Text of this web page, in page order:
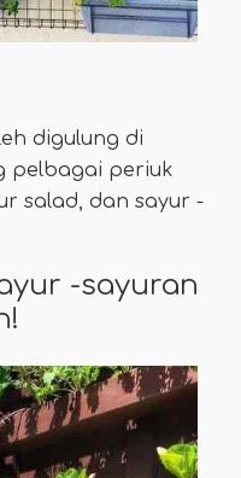
digulung di
pelbagai periuk
salad, dan sayur -
-sayuran